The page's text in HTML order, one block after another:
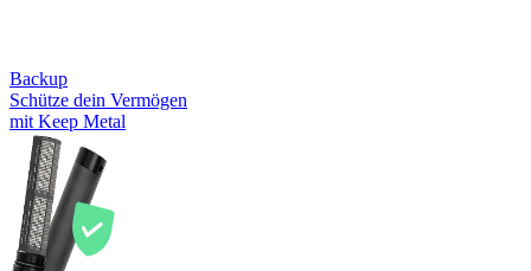
Backup
Schütze dein Vermögen
mit Keep Metal